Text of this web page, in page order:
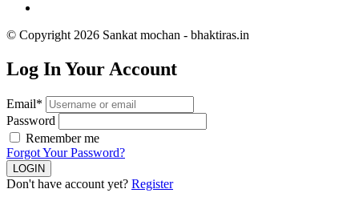
© Copyright 2026 Sankat mochan - bhaktiras.in
Log In Your Account
Email*
Password
Remember me
Forgot Your Password?
Don't have account yet? Register